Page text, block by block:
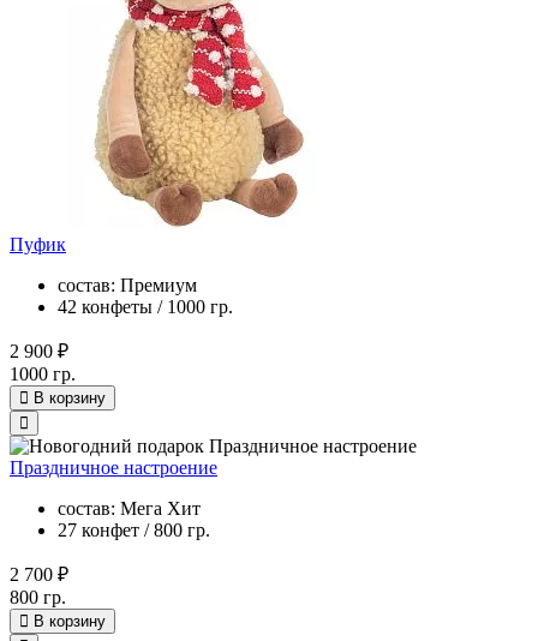
Пуфик
состав: Премиум
42 конфеты / 1000 гр.
2 900 ₽
1000 гр.
В корзину
Праздничное настроение
состав: Мега Хит
27 конфет / 800 гр.
2 700 ₽
800 гр.
В корзину